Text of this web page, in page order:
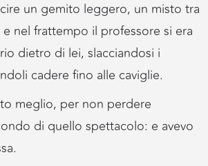
un gemito leggero, un misto tra
nel frattempo il professore si era
dietro di lei, slacciandosi i
cadere fino alle caviglie.
meglio, per non perdere
di quello spettacolo: e avevo